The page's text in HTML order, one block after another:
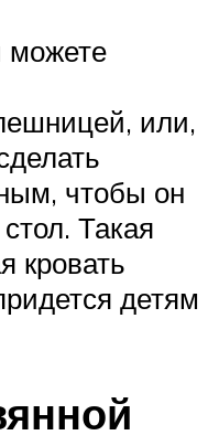
можете
или,
чтобы он
Такая
кровать
детям